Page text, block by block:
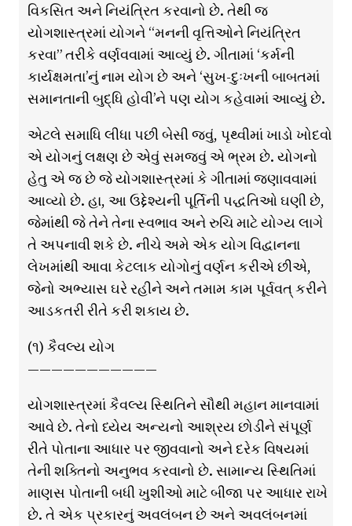
વિકસિત અને નિયંત્રિત કરવાનો છે. તેથી જ
યોગશાસ્ત્રમાં યોગને “મનની વૃત્તિઓને નિયંત્રિત
કરવા” તરીકે વર્ણવવામાં આવ્યું છે. ગીતામાં ‘કર્મની
કાર્યક્ષમતા’નું નામ યોગ છે અને ‘સુખ-દુઃખની બાબતમાં
સમાનતાની બુદ્ધિ હોવી’ને પણ યોગ કહેવામાં આવ્યું છે.
એટલે સમાધિ લીધા પછી બેસી જવું, પૃથ્વીમાં ખાડો ખોદવો
એ યોગનું લક્ષણ છે એવું સમજવું એ ભ્રમ છે. યોગનો
હેતુ એ જ છે જે યોગશાસ્ત્રમાં કે ગીતામાં જણાવવામાં
આવ્યો છે. હા, આ ઉદ્દેશ્યની પૂર્તિની પદ્ધતિઓ ઘણી છે,
જેમાંથી જે તેને તેના સ્વભાવ અને રુચિ માટે યોગ્ય લાગે
તે અપનાવી શકે છે. નીચે અમે એક યોગ વિદ્વાનના
લેખમાંથી આવા કેટલાક યોગોનું વર્ણન કરીએ છીએ,
જેનો અભ્યાસ ઘરે રહીને અને તમામ કામ પૂર્વવત્ કરીને
આડકતરી રીતે કરી શકાય છે.
(૧) કૈવલ્ય યોગ
———————————
યોગશાસ્ત્રમાં કૈવલ્ય સ્થિતિને સૌથી મહાન માનવામાં
આવે છે. તેનો ધ્યેય અન્યનો આશ્રય છોડીને સંપૂર્ણ
રીતે પોતાના આધાર પર જીવવાનો અને દરેક વિષયમાં
તેની શક્તિનો અનુભવ કરવાનો છે. સામાન્ય સ્થિતિમાં
માણસ પોતાની બધી ખુશીઓ માટે બીજા પર આધાર રાખે
છે. તે એક પ્રકારનું અવલંબન છે અને અવલંબનમાં